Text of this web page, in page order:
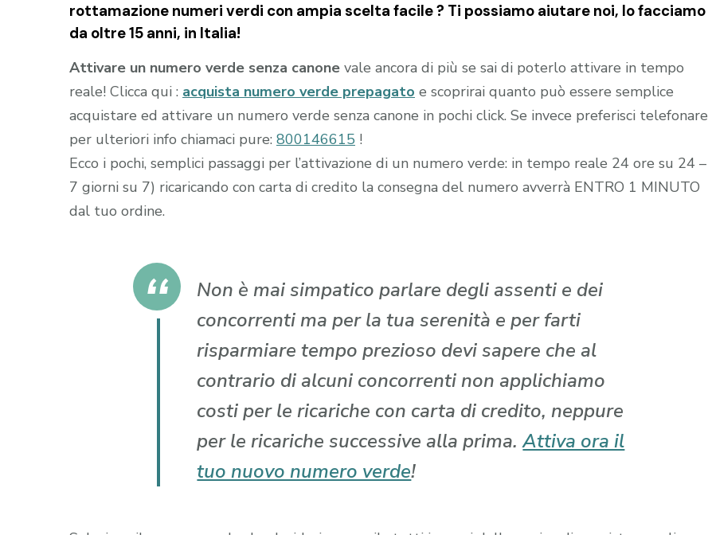
rottamazione numeri verdi con ampia scelta facile ? Ti possiamo aiutare noi, lo facciamo
da oltre 15 anni, in Italia!
Attivare un numero verde senza canone vale ancora di più se sai di poterlo attivare in tempo
reale! Clicca qui : acquista numero verde prepagato e scoprirai quanto può essere semplice
acquistare ed attivare un numero verde senza canone in pochi click. Se invece preferisci telefonare
per ulteriori info chiamaci pure: 800146615 !
Ecco i pochi, semplici passaggi per l’attivazione di un numero verde: in tempo reale 24 ore su 24 –
7 giorni su 7) ricaricando con carta di credito la consegna del numero avverrà ENTRO 1 MINUTO
dal tuo ordine.
Non è mai simpatico parlare degli assenti e dei
concorrenti ma per la tua serenità e per farti
risparmiare tempo prezioso devi sapere che al
contrario di alcuni concorrenti non applichiamo
costi per le ricariche con carta di credito, neppure
per le ricariche successive alla prima.Attiva ora il
tuo nuovo numero verde!